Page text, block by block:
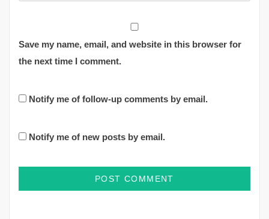
Save my name, email, and website in this browser for
the next time I comment.
Notify me of follow-up comments by email.
Notify me of new posts by email.